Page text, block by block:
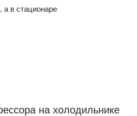
а в стационаре
на холодильнике